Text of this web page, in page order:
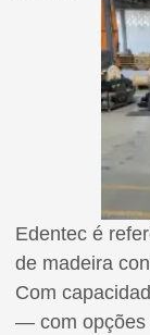
Edentec é
de madeira
Com
— com opções